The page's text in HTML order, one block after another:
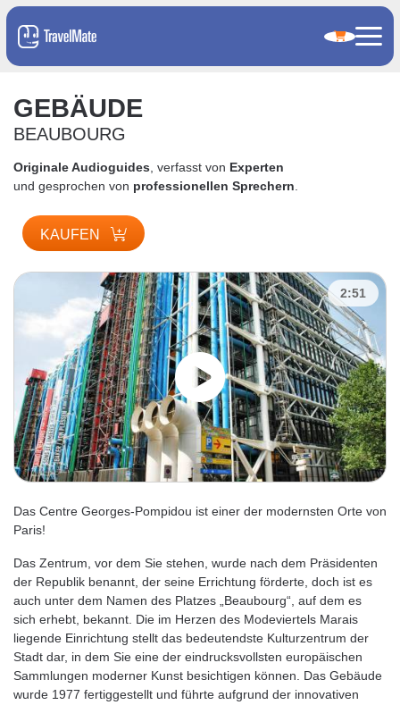
GEBÄUDE
BEAUBOURG
Originale Audioguides , verfasst von Experten
und gesprochen von professionellen Sprechern
KAUFEN
2:51
Das Centre Georges-Pompidou ist einer der modernsten Orte von
Paris!
Das Zentrum, vor dem Sie stehen, wurde nach dem Präsidenten
der Republik benannt, der seine Errichtung förderte, doch ist es
auch unter dem Namen des Platzes „Beaubourg“, auf dem es
sich erhebt, bekannt. Die im Herzen des Modeviertels Marais
liegende Einrichtung stellt das bedeutendste Kulturzentrum der
Stadt dar, in dem Sie eine der eindrucksvollsten europäischen
Sammlungen moderner Kunst besichtigen können. Das Gebäude
wurde 1977 fertiggestellt und führte aufgrund der innovativen